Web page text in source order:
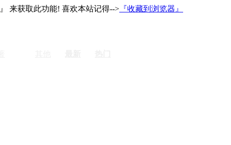
』 来获取此功能! 喜欢本站记得--> 『收藏到浏览器』